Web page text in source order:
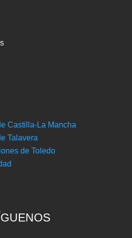
Castilla-La Mancha
Talavera
de Toledo